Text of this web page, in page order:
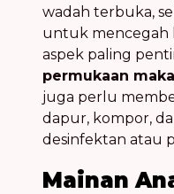
wadah terbuka,
untuk mencegah
aspek paling
permukaan
juga perlu
dapur, kompor,
desinfektan atau
Mainan